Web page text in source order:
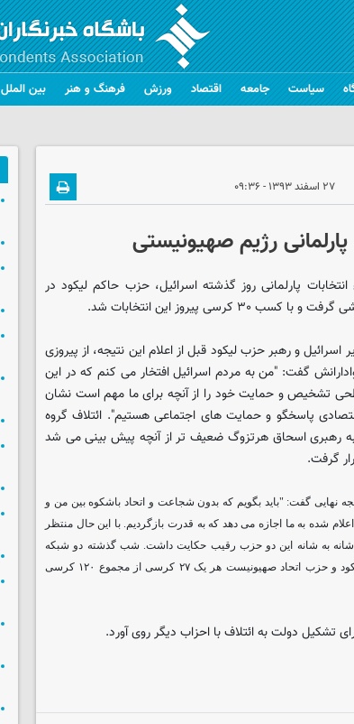
سیاست جامعه اقتصاد ورزش فرهنگ و هنر بین الملل
۲۷ اسفند ۱۳۹۳ - ۰۹:۳۶
پارلمانی رژیم صهیونیستی
پارلمانی روز گذشته اسرائیل، حزب حاکم لیکود در
پیروز این انتخابات شد.
اسرائیل و رهبر حزب لیکود قبل از اعلام این نتیجه، از پیروزی
گفت: "من به مردم اسرائیل افتخار می کنم که در این
تشخیص و حمایت خود را از آنچه برای ما مهم است نشان
پاسخگو و حمایت های اجتماعی هستیم". ائتلاف گروه
رهبری اسحاق هرتزوگ ضعیف تر از آنچه پیش بینی می شد
نهایی گفت: "باید بگویم که بدون شجاعت و اتحاد باشکوه بین من و
شده به ما اجازه می دهد که به قدرت بازگردیم. با این حال منتظر
شانه به شانه این دو حزب رقیب حکایت داشت. شب گذشته دو شبکه
تلویزیونی اسرائیل پیش بینی کرده بودند که حزب لیکود و حزب اتحاد صهیونیست هر یک ۲۷ کرسی از مجموع ۱۲۰ کرسی
تشکیل دولت به ائتلاف با احزاب دیگر روی آورد.